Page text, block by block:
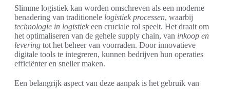
Slimme logistiek kan worden omschreven als een moderne
benadering van traditionele logistiek processen, waarbij
technologie in logistiek een cruciale rol speelt. Het draait om
het optimaliseren van de gehele supply chain, van inkoop en
levering tot het beheer van voorraden. Door innovatieve
digitale tools te integreren, kunnen bedrijven hun operaties
efficiënter en sneller maken.
Een belangrijk aspect van deze aanpak is het gebruik van